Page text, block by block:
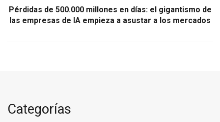
Pérdidas de 500.000 millones en días: el gigantismo de
las empresas de IA empieza a asustar a los mercados
Categorías